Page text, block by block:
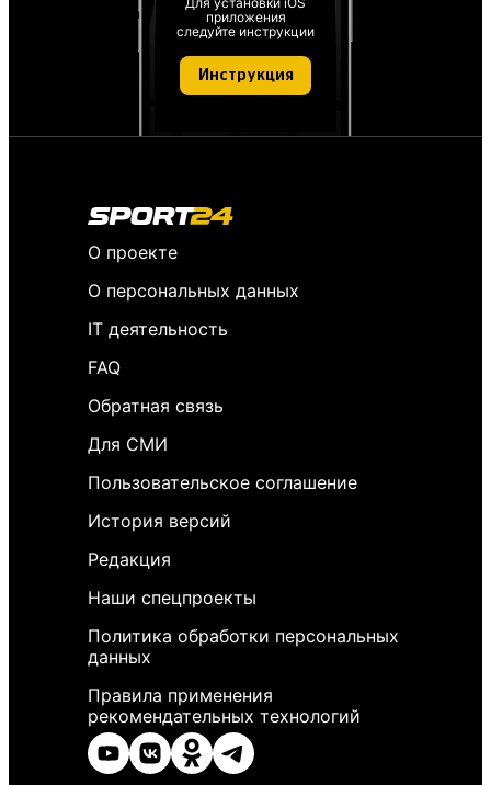
приложения
следуйте инструкции
Инструкция
О проекте
О персональных данных
IT деятельность
FAQ
Обратная связь
Для СМИ
Пользовательское соглашение
История версий
Редакция
Наши спецпроекты
Политика обработки персональных
данных
Правила применения
рекомендательных технологий